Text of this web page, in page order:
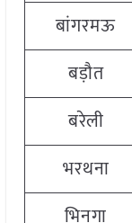
बांगरमऊ
बड़ौत
बरेली
भरथना